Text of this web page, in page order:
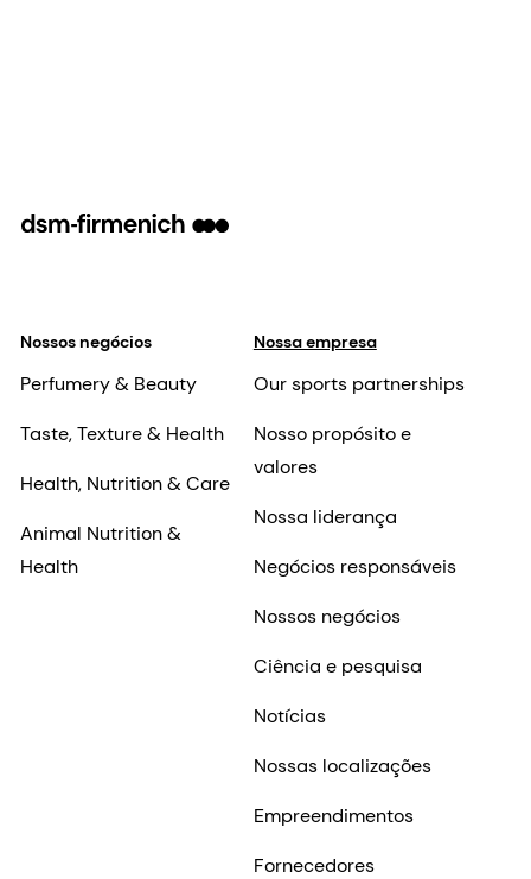
Nossos negócios
Perfumery & Beauty
Taste, Texture & Health
Health, Nutrition & Care
Animal Nutrition &
Health
Nossa empresa
Our sports partnerships
Nosso propósito e
valores
Nossa liderança
Negócios responsáveis
Nossos negócios
Ciência e pesquisa
Notícias
Nossas localizações
Empreendimentos
Fornecedores